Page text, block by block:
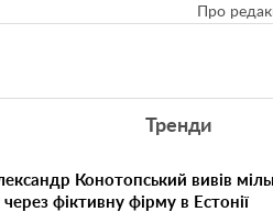
Про
Тренди
Конотопський вивів
фіктивну фірму в Естонії